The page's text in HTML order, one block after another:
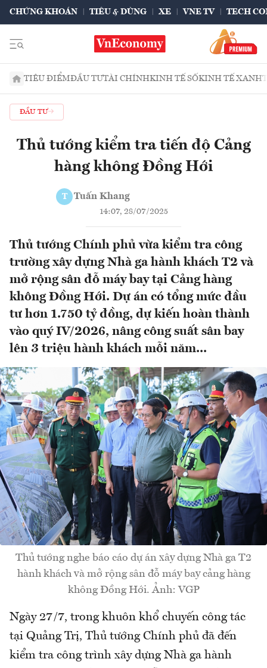
CHỨNG KHOÁN TIÊU & DÙNG XE VNE TV TECH
TIÊU ĐIỂMĐẦU TƯTÀI CHÍNHKINH TẾ SỐKINH TẾ XANH
ĐẦU TƯ
Thủ tướng kiểm tra tiến độ Cảng
hàng không Đồng Hới
T Tuấn Khang
14:07, 28/07/2025
Thủ tướng Chính phủ vừa kiểm tra công
trường xây dựng Nhà ga hành khách T2 và
mở rộng sân đỗ máy bay tại Cảng hàng
không Đồng Hới. Dự án có tổng mức đầu
tư hơn 1.750 tỷ đồng, dự kiến hoàn thành
vào quý IV/2026, nâng công suất sân bay
lên 3 triệu hành khách mỗi năm...
Thủ tướng nghe báo cáo dự án xây dựng Nhà ga T2
hành khách và mở rộng sân đỗ máy bay cảng hàng
không Đồng Hới. Ảnh: VGP
Ngày 27/7, trong khuôn khổ chuyến công tác
tại Quảng Trị, Thủ tướng Chính phủ đã đến
kiểm tra công trình xây dựng Nhà ga hành